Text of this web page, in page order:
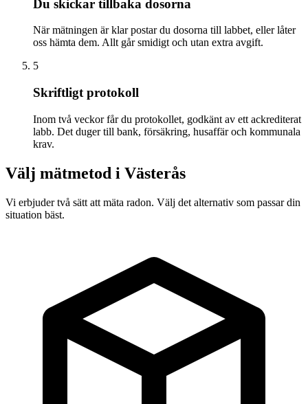
Du skickar tillbaka dosorna
När mätningen är klar postar du dosorna till labbet, eller låter
oss hämta dem. Allt går smidigt och utan extra avgift.
5
Skriftligt protokoll
Inom två veckor får du protokollet, godkänt av ett ackrediterat
labb. Det duger till bank, försäkring, husaffär och kommunala
krav.
Välj mätmetod i Västerås
Vi erbjuder två sätt att mäta radon. Välj det alternativ som passar din
situation bäst.